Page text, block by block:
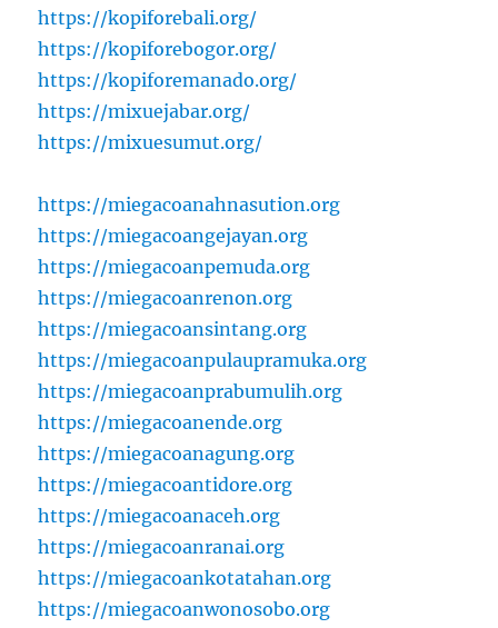
https://kopiforebali.org/
https://kopiforebogor.org/
https://kopiforemanado.org/
https://mixuejabar.org/
https://mixuesumut.org/
https://miegacoanahnasution.org
https://miegacoangejayan.org
https://miegacoanpemuda.org
https://miegacoanrenon.org
https://miegacoansintang.org
https://miegacoanpulaupramuka.org
https://miegacoanprabumulih.org
https://miegacoanende.org
https://miegacoanagung.org
https://miegacoantidore.org
https://miegacoanaceh.org
https://miegacoanranai.org
https://miegacoankotatahan.org
https://miegacoanwonosobo.org